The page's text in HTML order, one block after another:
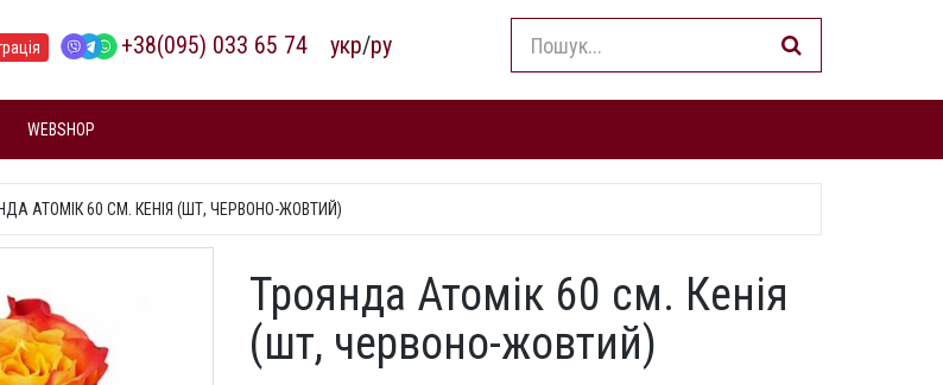
+38(095) 033 65 74 укр/ру
WEBSHOP
АТОМІК 60 СМ. КЕНІЯ (ШТ, ЧЕРВОНО-ЖОВТИЙ)
Троянда Атомік 60 см. Кенія
(шт, червоно-жовтий)